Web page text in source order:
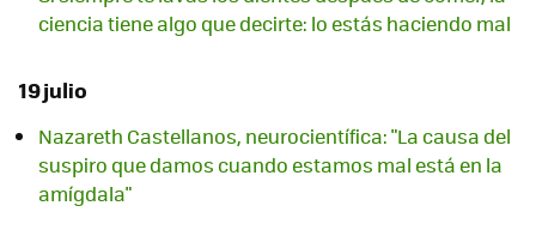
ciencia tiene algo que decirte: lo estás haciendo mal
19 julio
Nazareth Castellanos, neurocientífica: "La causa del
suspiro que damos cuando estamos mal está en la
amígdala"